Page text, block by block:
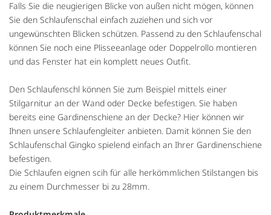
Falls Sie die neugierigen Blicke von außen nicht mögen, können
Sie den Schlaufenschal einfach zuziehen und sich vor
ungewünschten Blicken schützen. Passend zu den Schlaufenschal
können Sie noch eine Plisseeanlage oder Doppelrollo montieren
und das Fenster hat ein komplett neues Outfit.
Den Schlaufenschl können Sie zum Beispiel mittels einer
Stilgarnitur an der Wand oder Decke befestigen. Sie haben
bereits eine Gardinenschiene an der Decke? Hier können wir
Ihnen unsere Schlaufengleiter anbieten. Damit können Sie den
Schlaufenschal Gingko spielend einfach an Ihrer Gardinenschiene
befestigen.
Die Schlaufen eignen scih für alle herkömmlichen Stilstangen bis
zu einem Durchmesser bi zu 28mm.